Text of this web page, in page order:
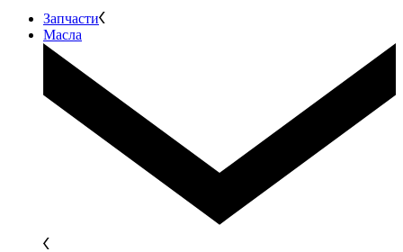
Запчасти
Масла